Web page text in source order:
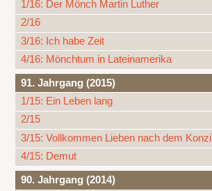
1/16: Der Mönch Martin Luther
2/16
3/16: Ich habe Zeit
4/16: Mönchtum in Lateinamerika
91. Jahrgang (2015)
1/15: Ein Leben lang
2/15
3/15: Vollkommen Lieben nach dem Konzil
4/15: Demut
90. Jahrgang (2014)